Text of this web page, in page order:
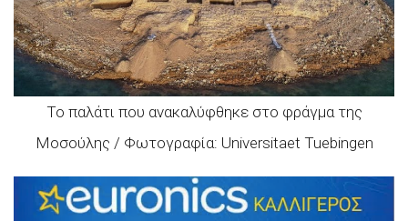
Το παλάτι που ανακαλύφθηκε στο φράγμα της
Μοσούλης / Φωτογραφία: Universitaet Tuebingen